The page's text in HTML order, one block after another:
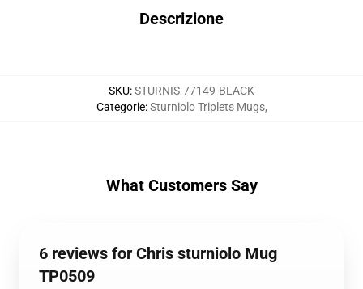
Descrizione
SKU:STURNIS-77149-BLACK
Categorie:Sturniolo Triplets Mugs,
What Customers Say
6 reviews for Chris sturniolo Mug
TP0509